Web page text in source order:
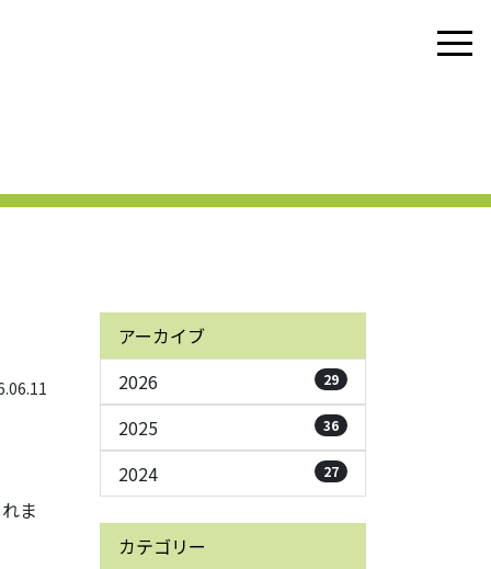
ま
アーカイブ
2026
29
2025 36
2024 27
カテゴリー